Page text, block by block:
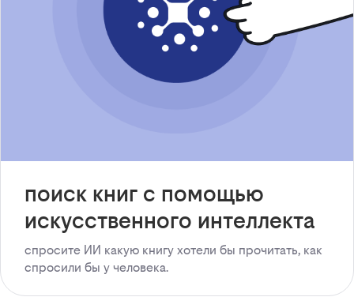
поиск книг с помощью
искусственного интеллекта
спросите ИИ какую книгу хотели бы прочитать, как
спросили бы у человека.